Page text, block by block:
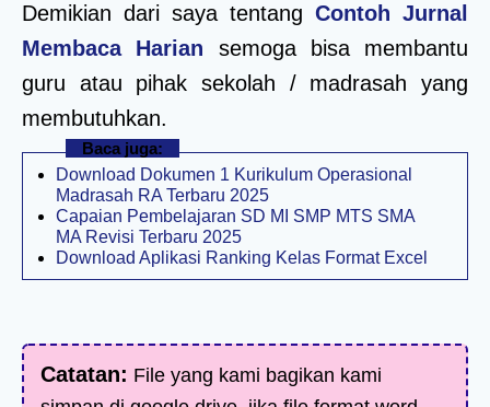
Demikian dari saya tentang Contoh Jurnal
Membaca Harian semoga bisa membantu
guru atau pihak sekolah / madrasah yang
membutuhkan.
Baca juga:
Download Dokumen 1 Kurikulum Operasional
Madrasah RA Terbaru 2025
Capaian Pembelajaran SD MI SMP MTS SMA
MA Revisi Terbaru 2025
Download Aplikasi Ranking Kelas Format Excel
Catatan: File yang kami bagikan kami